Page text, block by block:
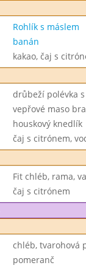
Rohlík s máslem
banán
kakao, čaj s
drůbeží polévka
vepřové maso
houskový knedlík
čaj s citrónem,
Fit chléb, rama,
čaj s citrónem
chléb, tvarohová
pomeranč